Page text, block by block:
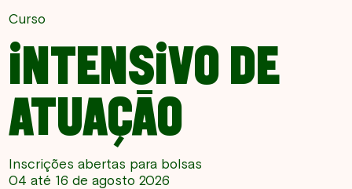
Curso
INTENSIVO DE
ATUAÇÃO
Inscrições abertas para bolsas
04 até 16 de agosto 2026